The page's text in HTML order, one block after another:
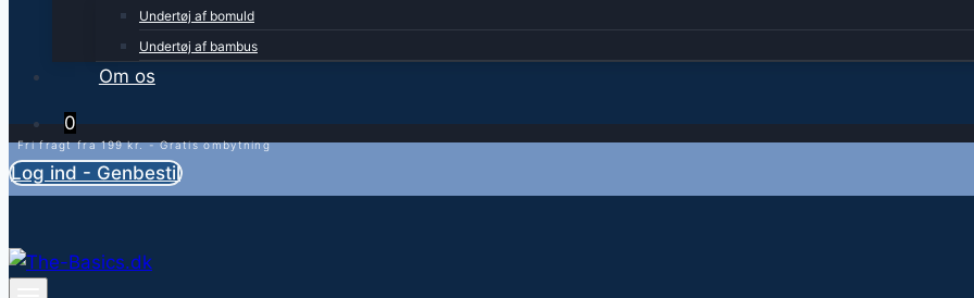
Undertøj af bomuld
Undertøj af bambus
Om os
0
Fri fragt fra 199 kr. - Gratis ombytning
Log ind - Genbestil